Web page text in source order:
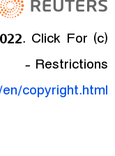
Click For
Restrictions -
copyright.html